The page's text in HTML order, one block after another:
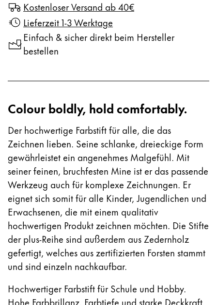
Inspiration
LAMY Community
Lettering Workshop
LAMY Stories
Unternehmen
Corporate Culture
Qualität
Design
Verantwortung
Pioniergeist
Karriere
LAMY School
Werbeartikel Shop
DE/AT
South Korea
한국어
New Zealand
Philippines
English
Taiwan
Thailand
ไทย
Vietnam
Tiếng Việt
Cambodia
EnglishKhmer
Malaysia
English
Kostenloser Versand ab 40€
Lieferzeit 1-3 Werktage
Einfach & sicher direkt beim Hersteller
bestellen
Colour boldly, hold comfortably.
Der hochwertige Farbstift für alle, die das
Zeichnen lieben. Seine schlanke, dreieckige Form
gewährleistet ein angenehmes Malgefühl. Mit
seiner feinen, bruchfesten Mine ist er das passende
Werkzeug auch für komplexe Zeichnungen. Er
eignet sich somit für alle Kinder, Jugendlichen und
Erwachsenen, die mit einem qualitativ
hochwertigen Produkt zeichnen möchten. Die Stifte
der plus-Reihe sind außerdem aus Zedernholz
gefertigt, welches aus zertifizierten Forsten stammt
und sind einzeln nachkaufbar.
Hochwertiger Farbstift für Schule und Hobby.
Hohe Farbbrillanz, Farbtiefe und starke Deckkraft.